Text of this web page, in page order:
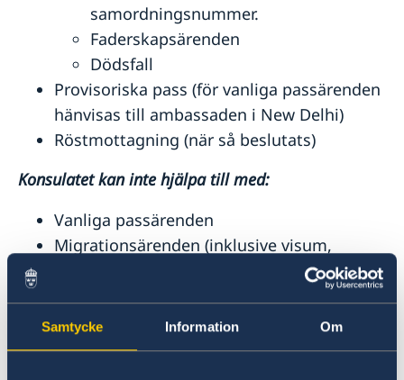
Samtycke Information Om
samordningsnummer.
Faderskapsärenden
Dödsfall
Provisoriska pass (för vanliga passärenden
hänvisas till ambassaden i New Delhi)
Röstmottagning (när så beslutats)
Konsulatet kan inte hjälpa till med:
Vanliga passärenden
Migrationsärenden (inklusive visum,
Samordningsnummer som inte relaterar
till ansökan om provisoriskt pass
Samtyckesblanketter för passansökan för